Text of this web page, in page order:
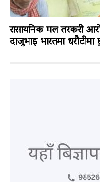
रासायनिक मल तस्करी
दाजुभाइ भारतमा